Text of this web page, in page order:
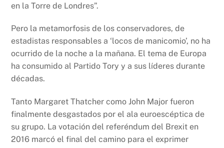
en la Torre de Londres”.
Pero la metamorfosis de los conservadores, de
estadistas responsables a ‘locos de manicomio’, no ha
ocurrido de la noche a la mañana. El tema de Europa
ha consumido al Partido Tory y a sus líderes durante
décadas.
Tanto Margaret Thatcher como John Major fueron
finalmente desgastados por el ala euroescéptica de
su grupo. La votación del referéndum del Brexit en
2016 marcó el final del camino para el exprimer